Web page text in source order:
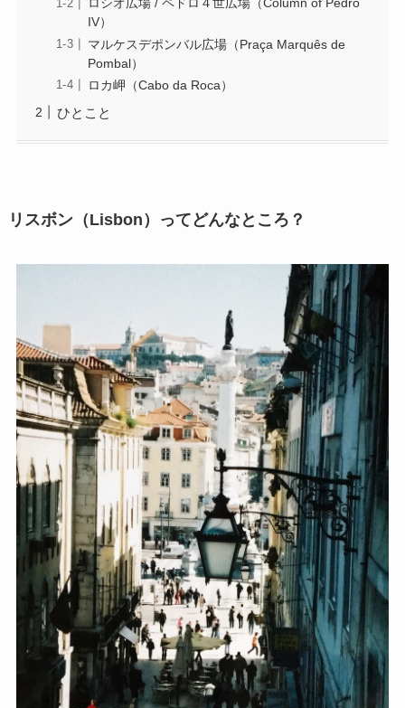
ロシオ広場 / ペドロ４世広場（Column of Pedro
IV）
マルケスデポンバル広場（Praça Marquês de
Pombal）
ロカ岬（Cabo da Roca）
ひとこと
リスボン（Lisbon）ってどんなところ？